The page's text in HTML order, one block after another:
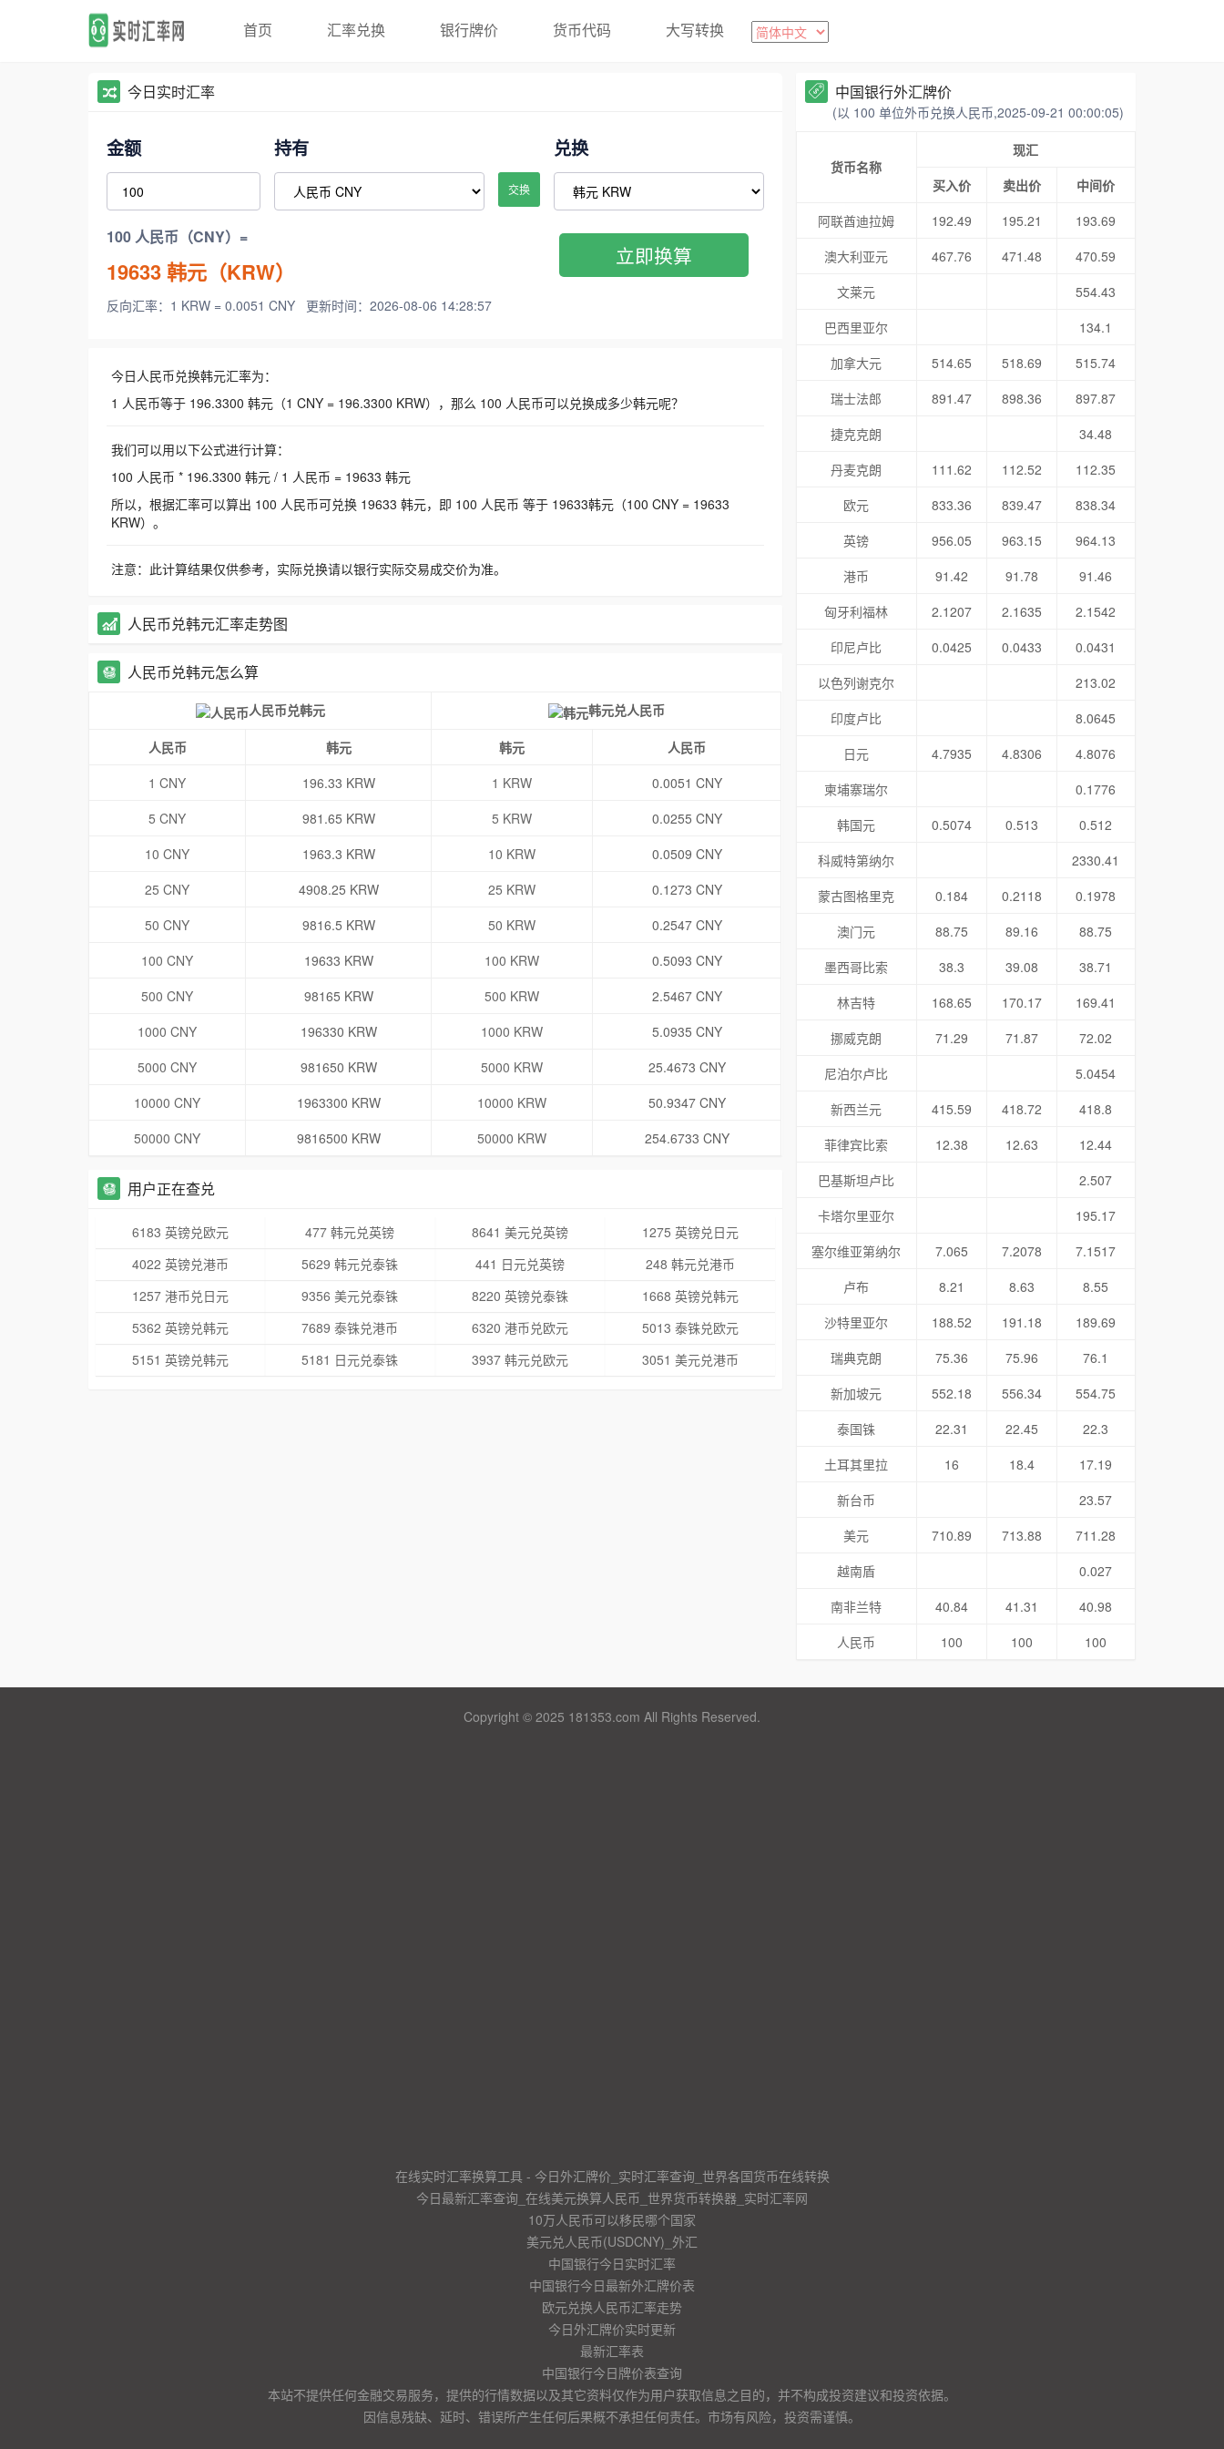
首页 汇率兑换 银行牌价 货币代码 大写转换
今日实时汇率
金额 持有
交换
兑换
100 人民币（CNY）=
19633韩元（KRW）
反向汇率：1 KRW = 0.0051 CNY 更新时间：2026-08-06 14:28:57
立即换算
今日人民币兑换韩元汇率为：
1 人民币等于 196.3300 韩元（1 CNY = 196.3300 KRW），那么 100 人民币可以兑换成多少韩元呢？
我们可以用以下公式进行计算：
100 人民币 * 196.3300 韩元 / 1 人民币 = 19633 韩元
所以，根据汇率可以算出 100 人民币可兑换 19633 韩元，即 100 人民币 等于 19633韩元（100 CNY = 19633
KRW）。
注意：此计算结果仅供参考，实际兑换请以银行实际交易成交价为准。
人民币兑韩元汇率走势图
人民币兑韩元怎么算
人民币兑韩元 韩元兑人民币
人民币 韩元 韩元
人民币
1 CNY
196.33 KRW 1 KRW
0.0051 CNY
5 CNY
981.65 KRW 5 KRW
0.0255 CNY
10 CNY
1963.3 KRW 10 KRW
0.0509 CNY
25 CNY
4908.25 KRW 25 KRW
0.1273 CNY
50 CNY
9816.5 KRW 50 KRW
0.2547 CNY
100 CNY
19633 KRW 100 KRW
0.5093 CNY
500 CNY
98165 KRW 500 KRW
2.5467 CNY
1000 CNY
196330 KRW 1000 KRW
5.0935 CNY
5000 CNY
981650 KRW 5000 KRW
25.4673 CNY
10000 CNY
1963300 KRW 10000 KRW
50.9347 CNY
50000 CNY
9816500 KRW 50000 KRW 254.6733 CNY
用户正在查兑
6183 英镑兑欧元 477 韩元兑英镑 8641 美元兑英镑
1275 英镑兑日元
4022 英镑兑港币
5629 韩元兑泰铢 441 日元兑英镑
248 韩元兑港币
1257 港币兑日元
9356 美元兑泰铢 8220 英镑兑泰铢
1668 英镑兑韩元
5362 英镑兑韩元
7689 泰铢兑港币 6320 港币兑欧元
5013 泰铢兑欧元
5151 英镑兑韩元
5181 日元兑泰铢 3937 韩元兑欧元 3051 美元兑港币
中国银行外汇牌价
(以 100 单位外币兑换人民币,2025-09-21 00:00:05)
货币名称
现汇
买入价
卖出价
中间价
阿联酋迪拉姆
192.49 195.21
193.69
澳大利亚元
467.76 471.48
470.59
文莱元
554.43
巴西里亚尔
134.1
加拿大元
514.65 518.69
515.74
瑞士法郎
891.47 898.36
897.87
捷克克朗
34.48
丹麦克朗
111.62 112.52
112.35
欧元
833.36 839.47
838.34
英镑
956.05 963.15
964.13
港币
91.42 91.78
91.46
匈牙利福林
2.1207 2.1635
2.1542
印尼卢比
0.0425 0.0433
0.0431
以色列谢克尔
213.02
印度卢比
8.0645
日元
4.7935 4.8306
4.8076
柬埔寨瑞尔
0.1776
韩国元
0.5074 0.513
0.512
科威特第纳尔
2330.41
蒙古图格里克
0.184 0.2118
0.1978
澳门元
88.75 89.16
88.75
墨西哥比索
38.3 39.08
38.71
林吉特
168.65 170.17
169.41
挪威克朗
71.29 71.87
72.02
尼泊尔卢比
5.0454
新西兰元
415.59 418.72
418.8
菲律宾比索
12.38 12.63
12.44
巴基斯坦卢比
2.507
卡塔尔里亚尔
195.17
塞尔维亚第纳尔
7.065 7.2078
7.1517
卢布
8.21 8.63
8.55
沙特里亚尔
188.52 191.18
189.69
瑞典克朗
75.36 75.96
76.1
新加坡元
552.18 556.34
554.75
泰国铢
22.31 22.45
22.3
土耳其里拉
16 18.4
17.19
新台币
23.57
美元
710.89 713.88
711.28
越南盾
0.027
南非兰特
40.84 41.31
40.98
人民币
100 100 100
Copyright © 2025 181353.com All Rights Reserved.
在线实时汇率换算工具 - 今日外汇牌价_实时汇率查询_世界各国货币在线转换
今日最新汇率查询_在线美元换算人民币_世界货币转换器_实时汇率网
10万人民币可以移民哪个国家
美元兑人民币(USDCNY)_外汇
中国银行今日实时汇率
中国银行今日最新外汇牌价表
欧元兑换人民币汇率走势
今日外汇牌价实时更新
最新汇率表
中国银行今日牌价表查询
本站不提供任何金融交易服务，提供的行情数据以及其它资料仅作为用户获取信息之目的，并不构成投资建议和投资依据。
因信息残缺、延时、错误所产生任何后果概不承担任何责任。市场有风险，投资需谨慎。